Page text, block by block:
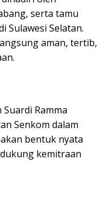
serta tamu
Sulawesi Selatan.
aman, tertib,
Ramma
Senkom dalam
bentuk nyata
kemitraan